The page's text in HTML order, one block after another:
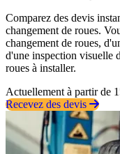
Comparez des devis
changement de roues.
changement de roues,
d'une inspection visuelle
roues à installer.
Actuellement à partir de
Recevez des devis